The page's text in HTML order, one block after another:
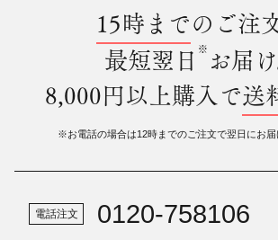
15時までのご注
最短翌日 ※ お届け
8,000円以上購入で送
※お電話の場合は12時までのご注文で翌日にお届
電話注文 0120-758106